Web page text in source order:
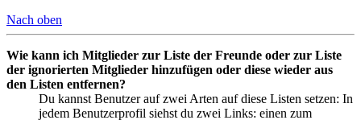
Nach oben
Wie kann ich Mitglieder zur Liste der Freunde oder zur Liste
der ignorierten Mitglieder hinzufügen oder diese wieder aus
den Listen entfernen?
Du kannst Benutzer auf zwei Arten auf diese Listen setzen: In
jedem Benutzerprofil siehst du zwei Links: einen zum